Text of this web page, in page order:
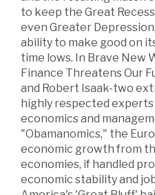
to keep the Great
even Greater
ability to make good on
time lows. In Brave New
Finance Threatens Our
and Robert Isaak-two
highly respected
economics and
"Obamanomics," the
economic growth from
economies, if handled
economic stability and